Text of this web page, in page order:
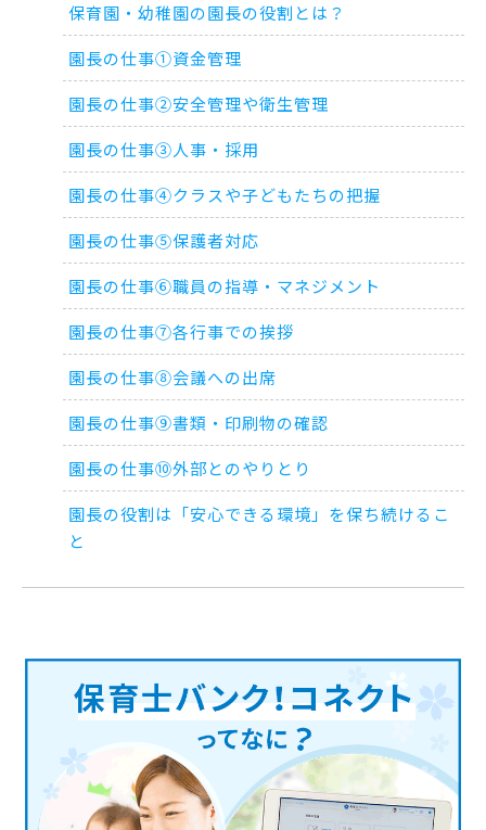
保育園・幼稚園の園長の役割とは？
園長の仕事①資金管理
園長の仕事②安全管理や衛生管理
園長の仕事③人事・採用
園長の仕事④クラスや子どもたちの把握
園長の仕事⑤保護者対応
園長の仕事⑥職員の指導・マネジメント
園長の仕事⑦各行事での挨拶
園長の仕事⑧会議への出席
園長の仕事⑨書類・印刷物の確認
園長の仕事⑩外部とのやりとり
園長の役割は「安心できる環境」を保ち続けるこ
と